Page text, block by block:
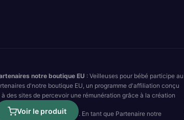
notre boutique EU : Veilleuses pour bébé participe au
d'notre boutique EU, un programme d'affiliation conçu
des sites de percevoir une rémunération grâce à la création
Voir le produit . En tant que Partenaire notre